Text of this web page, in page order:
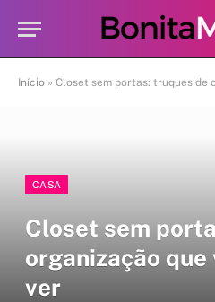
Início » Closet sem portas: truques de
CASA
Closet sem
organização
ver